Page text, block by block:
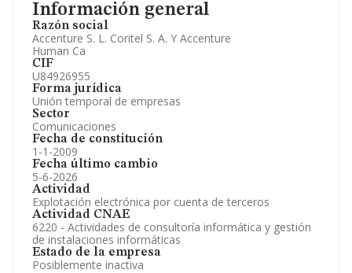
Información general
Razón social
Accenture S. L. Coritel S. A. Y Accenture
Human Ca
CIF
U84926955
Forma jurídica
Unión temporal de empresas
Sector
Comunicaciones
Fecha de constitución
1-1-2009
Fecha último cambio
5-6-2026
Actividad
Explotación electrónica por cuenta de terceros
Actividad CNAE
6220 - Actividades de consultoría informática y gestión
de instalaciones informáticas
Estado de la empresa
Posiblemente inactiva
Artículos de prensa publicados sobre la empresa.
Información oficial y registral complementaria.